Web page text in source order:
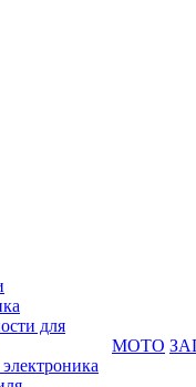
для
МОТО